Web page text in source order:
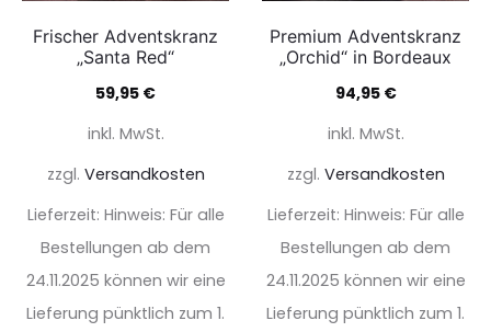
Frischer Adventskranz
„Santa Red“
59,95 €
inkl. MwSt.
zzgl. Versandkosten
Lieferzeit: Hinweis: Für alle
Bestellungen ab dem
24.11.2025 können wir eine
Lieferung pünktlich zum 1.
Premium Adventskranz
„Orchid“ in Bordeaux
94,95 €
inkl. MwSt.
zzgl. Versandkosten
Lieferzeit: Hinweis: Für alle
Bestellungen ab dem
24.11.2025 können wir eine
Lieferung pünktlich zum 1.